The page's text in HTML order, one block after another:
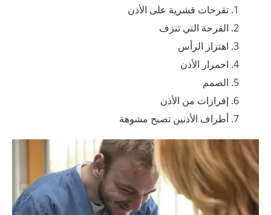
تقرحات قشرية على الأذن
القرحة التي تنزف
اهتزاز الرأس
احمرار الأذن
الصمم
إفرازات من الأذن
أطراف الأذنين تصبح مشوهة